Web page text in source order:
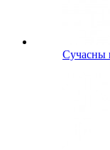
Сучасны